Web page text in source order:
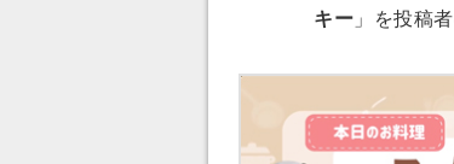
キー 」を投稿